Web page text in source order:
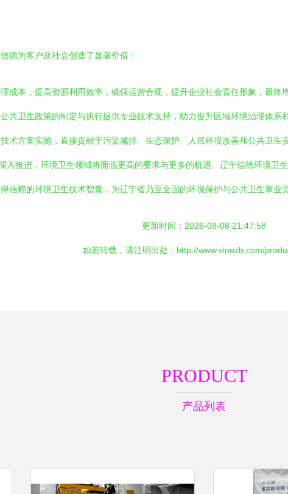
德为客户及社会创造了显著价值：
成本，提高资源利用效率，确保运营合规，提升企业社会责任形象，最终
共卫生政策的制定与执行提供专业技术支持，助力提升区域环境治理体系
术方案实施，直接贡献于污染减排、生态保护、人居环境改善和公共卫生
入推进，环境卫生领域将面临更高的要求与更多的机遇。辽宁信德环境
信赖的环境卫生技术智囊，为辽宁省乃至全国的环境保护与公共卫生事业
更新时间：2026-08-08 21:47:58
如若转载，请注明出处：http://www.vinozb.com/
PRODUCT
产品列表